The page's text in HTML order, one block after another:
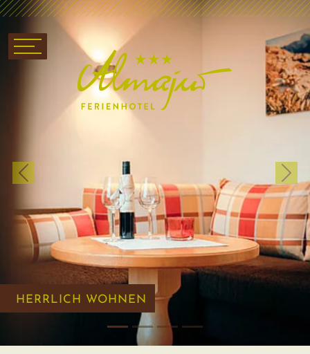
HERRLICH WOHNEN
Previous Next